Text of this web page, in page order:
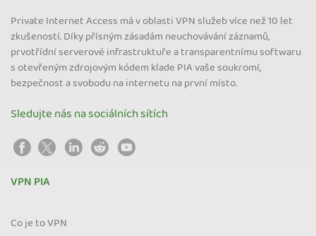
Private Internet Access má v oblasti VPN služeb více než 10 let
zkušeností. Díky přísným zásadám neuchovávání záznamů,
prvotřídní serverové infrastruktuře a transparentnímu softwaru
s otevřeným zdrojovým kódem klade PIA vaše soukromí,
bezpečnost a svobodu na internetu na první místo.
Sledujte nás na sociálních sítích
VPN PIA
Co je to VPN